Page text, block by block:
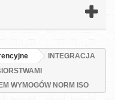
INTEGRACJA
WYMOGÓW NORM ISO